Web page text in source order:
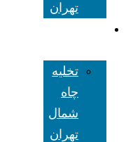
تهران
تخلیه
چاه
شمال
تهران